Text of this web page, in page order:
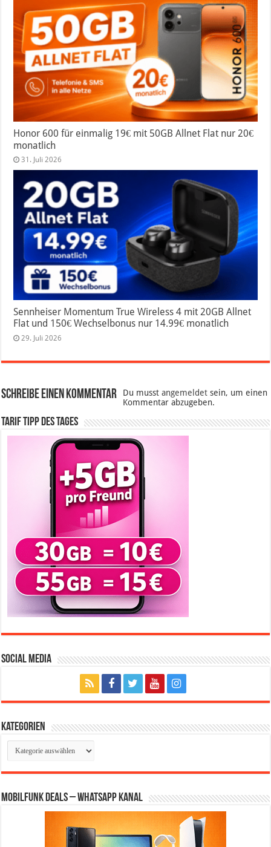
Honor 600 für einmalig 19€ mit 50GB Allnet Flat nur 20€
monatlich
31. Juli 2026
Sennheiser Momentum True Wireless 4 mit 20GB Allnet
Flat und 150€ Wechselbonus nur 14.99€ monatlich
29. Juli 2026
Schreibe einen Kommentar Du musstangemeldet sein, um einen
Kommentar abzugeben.
Tarif Tipp des Tages
Social Media
Kategorien
Kategorien
Mobilfunk Deals – WhatsApp Kanal